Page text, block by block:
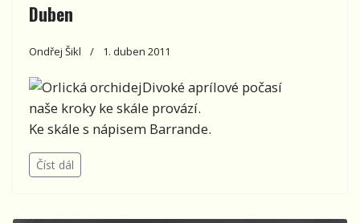
Duben
Ondřej Šikl 1. duben 2011
Divoké aprílové počasí
naše kroky ke skále provází.
Ke skále s nápisem Barrande.
Číst dál